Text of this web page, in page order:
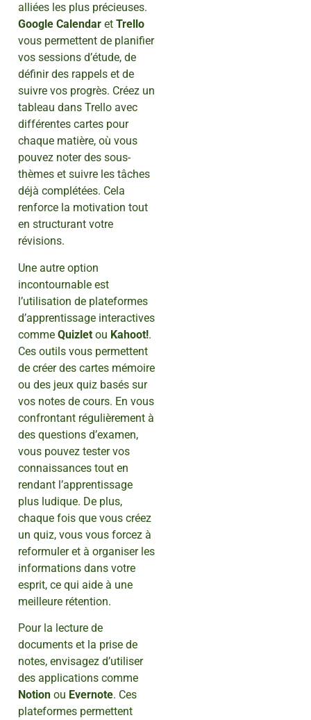
alliées les plus précieuses.
Google Calendar et Trello
vous permettent de planifier
vos sessions d’étude, de
définir des rappels et de
suivre vos progrès. Créez un
tableau dans Trello avec
différentes cartes pour
chaque matière, où vous
pouvez noter des sous-
thèmes et suivre les tâches
déjà complétées. Cela
renforce la motivation tout
en structurant votre
révisions.
Une autre option
incontournable est
l’utilisation de plateformes
d’apprentissage interactives
comme Quizlet ou Kahoot!.
Ces outils vous permettent
de créer des cartes mémoire
ou des jeux quiz basés sur
vos notes de cours. En vous
confrontant régulièrement à
des questions d’examen,
vous pouvez tester vos
connaissances tout en
rendant l’apprentissage
plus ludique. De plus,
chaque fois que vous créez
un quiz, vous vous forcez à
reformuler et à organiser les
informations dans votre
esprit, ce qui aide à une
meilleure rétention.
Pour la lecture de
documents et la prise de
notes, envisagez d’utiliser
des applications comme
Notion ou Evernote. Ces
plateformes permettent